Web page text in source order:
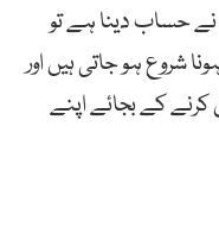
حساب دینا ہے تو
شروع ہو جاتی ہیں اور
کے بجائے اپنے